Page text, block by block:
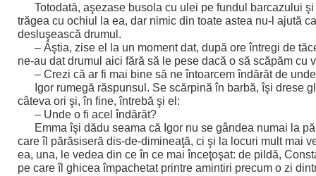
Totodată, aşezase busola cu ulei pe fundul barcazului
trăgea cu ochiul la ea, dar nimic din toate astea nu-l ajută
desluşească drumul.
– Ăştia, zise el la un moment dat, după ore întregi de
ne-au dat drumul aici fără să le pese dacă o să scăpăm cu
– Crezi că ar fi mai bine să ne întoarcem îndărăt de
Igor rumegă răspunsul. Se scărpină în barbă, îşi drese
câteva ori şi, în fine, întrebă şi el:
– Unde o fi acel îndărăt?
Emma îşi dădu seama că Igor nu se gândea numai la
care îl părăsiseră dis-de-dimineaţă, ci şi la locuri mult mai
ea, una, le vedea din ce în ce mai înceţoşat: de pildă,
pe care îl ghicea împachetat printre amintiri precum o zi